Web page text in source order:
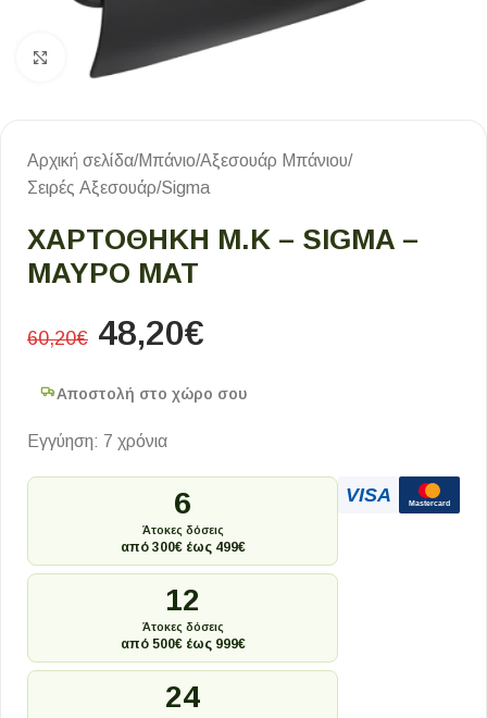
Κλικ για μεγέθυνση
Αρχική σελίδα/Μπάνιο/Αξεσουάρ Μπάνιου/
Σειρές Αξεσουάρ/Sigma
ΧΑΡΤΟΘΗΚΗ Μ.Κ – SIGMA –
ΜΑΥΡΟ ΜΑΤ
60,20€ 48,20€
Αποστολή στο χώρο σου
Εγγύηση: 7 χρόνια
6
Άτοκες δόσεις
από 300€ έως 499€
12
Άτοκες δόσεις
από 500€ έως 999€
24
VISA Mastercard